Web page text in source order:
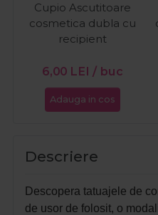
Cupio Ascutitoare
cosmetica dubla cu
recipient
6,00 LEI / buc
Adauga in cos
Descriere
Descopera tatuajele de
de usor de folosit, o